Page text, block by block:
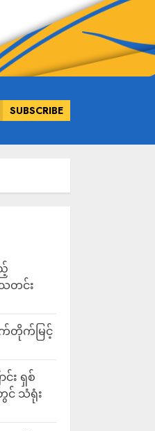
SUBSCRIBE
သတင်း
တိုက်မြင့်
း ရှစ်
င် သံရုံး